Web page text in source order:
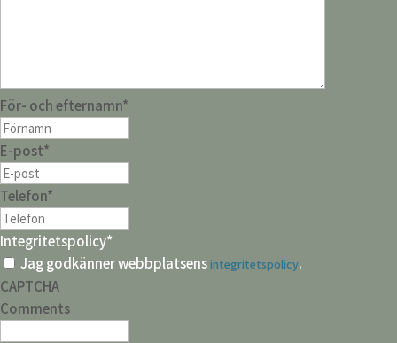
För- och efternamn*
E-post*
Telefon*
Integritetspolicy*
Jag godkänner webbplatsensintegritetspolicy.
CAPTCHA
Comments